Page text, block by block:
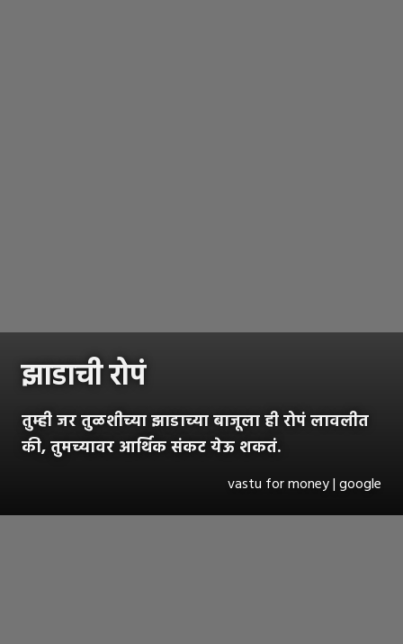
झाडाची रोपं
तुम्ही जर तुळशीच्या झाडाच्या बाजूला ही रोपं लावलीत
की, तुमच्यावर आर्थिक संकट येऊ शकतं.
vastu for money | google